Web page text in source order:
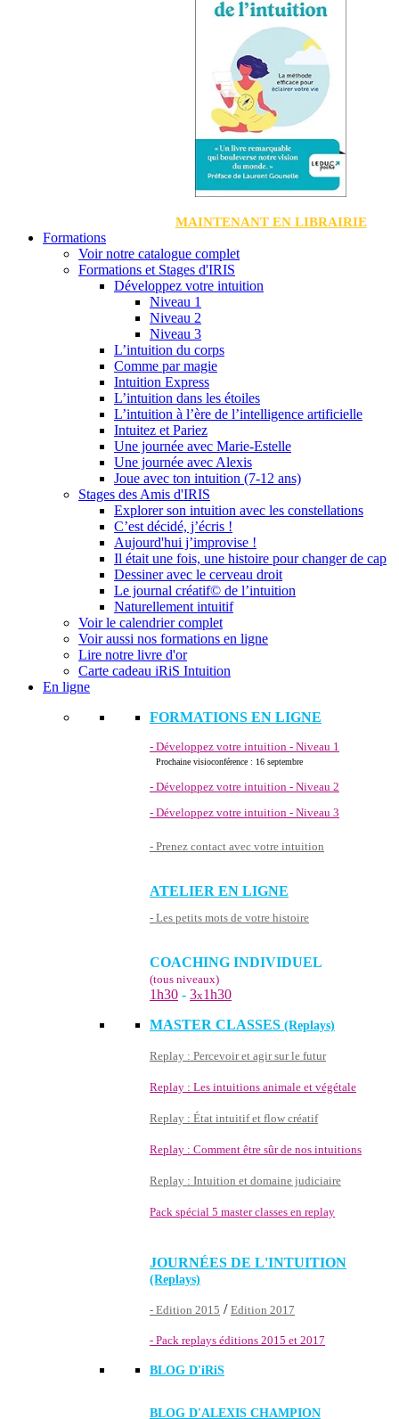
MAINTENANT EN LIBRAIRIE
Formations
Voir notre catalogue complet
Formations et Stages d'IRIS
Développez votre intuition
Niveau 1
Niveau 2
Niveau 3
L’intuition du corps
Comme par magie
Intuition Express
L’intuition dans les étoiles
L’intuition à l’ère de l’intelligence artificielle
Intuitez et Pariez
Une journée avec Marie-Estelle
Une journée avec Alexis
Joue avec ton intuition (7-12 ans)
Stages des Amis d'IRIS
Explorer son intuition avec les constellations
C’est décidé, j’écris !
Aujourd'hui j’improvise !
Il était une fois, une histoire pour changer de cap
Dessiner avec le cerveau droit
Le journal créatif© de l’intuition
Naturellement intuitif
Voir le calendrier complet
Voir aussi nos formations en ligne
Lire notre livre d'or
Carte cadeau iRiS Intuition
En ligne
FORMATIONS EN LIGNE
- Développez votre intuition - Niveau 1
Prochaine visioconférence : 16 septembre
- Développez votre intuition - Niveau 2
- Développez votre intuition - Niveau 3
- Prenez contact avec votre intuition
ATELIER EN LIGNE
- Les petits mots de votre histoire
COACHING INDIVIDUEL
(tous niveaux)
1h30 - 3x1h30
MASTER CLASSES (Replays)
Replay : Percevoir et agir sur le futur
Replay : Les intuitions animale et végétale
Replay : État intuitif et flow créatif
Replay : Comment être sûr de nos intuitions
Replay : Intuition et domaine judiciaire
Pack spécial 5 master classes en replay
JOURNÉES DE L'INTUITION
(Replays)
- Edition 2015 / Edition 2017
- Pack replays éditions 2015 et 2017
BLOG D'iRiS
BLOG D'ALEXIS CHAMPION